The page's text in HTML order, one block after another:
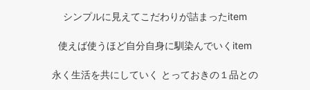
シンプルに見えてこだわりが詰まったitem
使えば使うほど自分自身に馴染んでいくitem
永く生活を共にしていく とっておきの１品との